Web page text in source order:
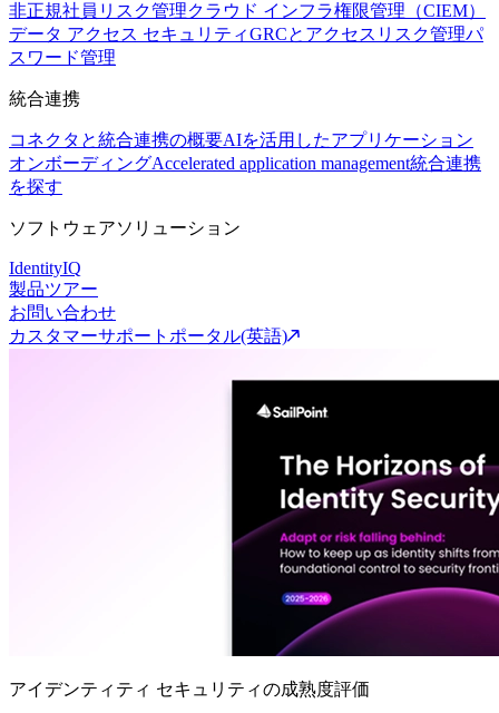
非正規社員リスク管理クラウド インフラ権限管理（CIEM）
データ アクセス セキュリティGRCとアクセスリスク管理パ
スワード管理
統合連携
コネクタと統合連携の概要AIを活用したアプリケーション
オンボーディングAccelerated application management統合連携
を探す
ソフトウェアソリューション
IdentityIQ
製品ツアー
お問い合わせ
カスタマーサポートポータル(英語)
アイデンティティ セキュリティの成熟度評価